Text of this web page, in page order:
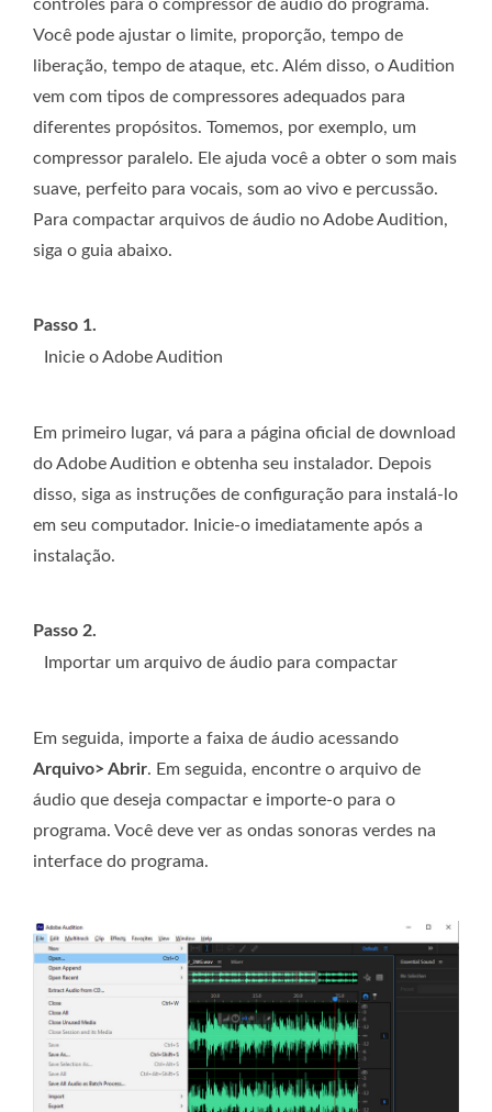
controles para o compressor de áudio do programa.
Você pode ajustar o limite, proporção, tempo de
liberação, tempo de ataque, etc. Além disso, o Audition
vem com tipos de compressores adequados para
diferentes propósitos. Tomemos, por exemplo, um
compressor paralelo. Ele ajuda você a obter o som mais
suave, perfeito para vocais, som ao vivo e percussão.
Para compactar arquivos de áudio no Adobe Audition,
siga o guia abaixo.
Passo 1.
Inicie o Adobe Audition
Em primeiro lugar, vá para a página oficial de download
do Adobe Audition e obtenha seu instalador. Depois
disso, siga as instruções de configuração para instalá-lo
em seu computador. Inicie-o imediatamente após a
instalação.
Passo 2.
Importar um arquivo de áudio para compactar
Em seguida, importe a faixa de áudio acessando
Arquivo> Abrir. Em seguida, encontre o arquivo de
áudio que deseja compactar e importe-o para o
programa. Você deve ver as ondas sonoras verdes na
interface do programa.